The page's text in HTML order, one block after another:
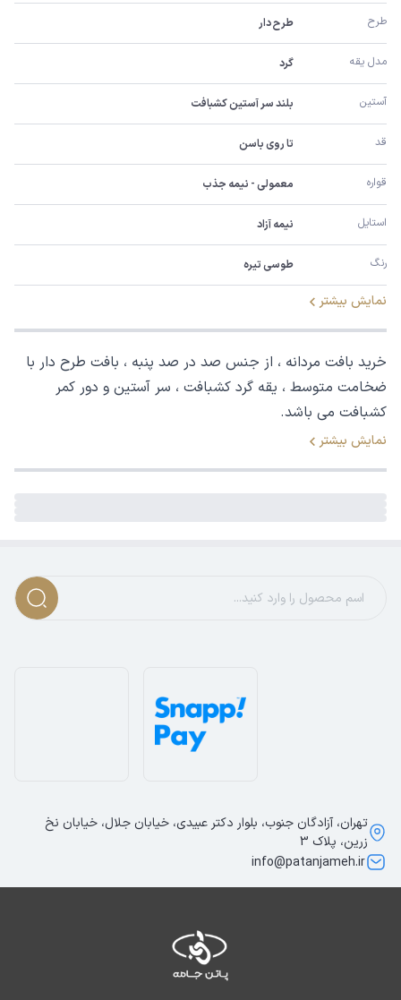
طرح طرح دار
مدل یقه گرد
آستین بلند سر آستین کشبافت
قد تا روی باسن
قواره معمولی - نیمه جذب
استایل نیمه آزاد
رنگ طوسی تیره
نمایش بیشتر
خرید بافت مردانه ، از جنس صد در صد پنبه ، بافت طرح دار با
ضخامت متوسط ، یقه گرد کشبافت ، سر آستین و دور کمر
کشبافت می باشد.
نمایش بیشتر
تهران، آزادگان جنوب، بلوار دکتر عبیدی، خیابان جلال، خیابان نخ
زرین، پلاک 3
info@patanjameh.ir